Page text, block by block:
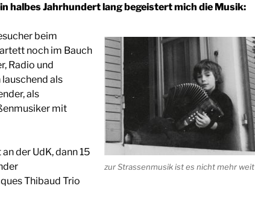
halbes Jahrhundert lang begeistert mich die Musik:
zur Strassenmusik ist es nicht mehr weit
beim
noch im Bauch
Radio und
als
als
mit
der UdK, dann 15
Thibaud Trio